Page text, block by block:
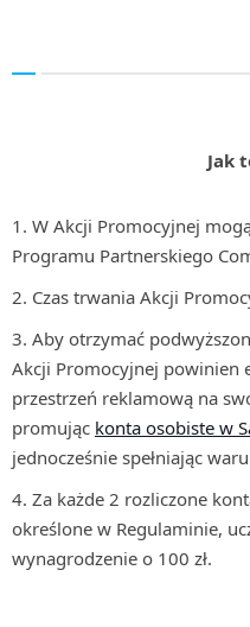
Jak
W Akcji Promocyjnej
Programu Partnerskiego
Czas trwania Akcji
Aby otrzymać
Akcji Promocyjnej powinien
przestrzeń reklamową na
promując konta osobiste w
jednocześnie spełniając
Za każde 2 rozliczone
określone w Regulaminie,
wynagrodzenie o 100 zł.